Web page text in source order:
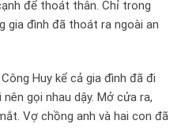
để thoát thân. Chỉ trong
gia đình đã thoát ra ngoài an
Huy kể cả gia đình đã đi
gọi nhau dậy. Mở cửa ra,
Vợ chồng anh và hai con đã